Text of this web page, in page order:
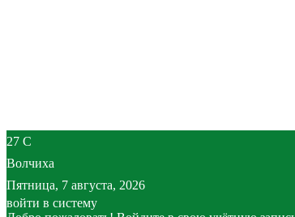
27 C
Волчиха
Пятница, 7 августа, 2026
войти в систему